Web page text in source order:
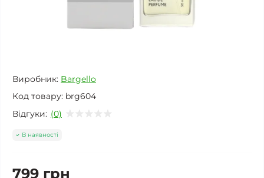
Виробник: Bargello
Код товару: brg604
Відгуки: (0)
В наявності
799 грн